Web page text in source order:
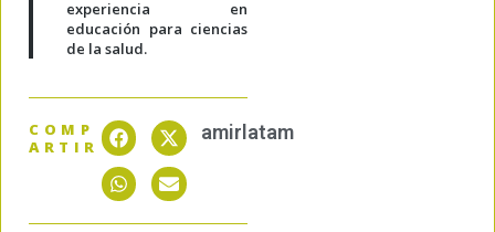
experiencia en
educación para ciencias
de la salud.
COMP
ARTIR
amirlatam